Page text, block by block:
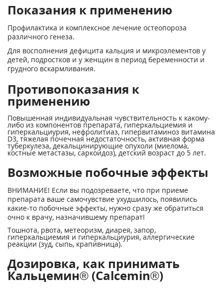
Показания к применению
Профилактика и комплексное лечение остеопороза
различного генеза.
Для восполнения дефицита кальция и микроэлементов у
детей, подростков и у женщин в период беременности и
грудного вскармливания.
Противопоказания к
применению
Повышенная индивидуальная чувствительность к какому-
либо из компонентов препарата, гиперкальциемия и
гиперкальциурия, нефролитиаз, гипервитаминоз витамина
D3, тяжелая почечная недостаточность, активная форма
туберкулеза, декальцинирующие опухоли (миелома,
костные метастазы, саркоидоз), детский возраст до 5 лет.
Возможные побочные эффекты
ВНИМАНИЕ! Если вы подозреваете, что при приеме
препарата ваше самочувствие ухудшилось, появились
какие-то побочные эффекты, нужно сразу же обратиться
очно к врачу, назначившему препарат!
Тошнота, рвота, метеоризм, диарея, запор,
гиперкальциемия и гиперкальциурия, аллергические
реакции (зуд, сыпь, крапивница).
Дозировка, как принимать
Кальцемин® (Calcemin®)